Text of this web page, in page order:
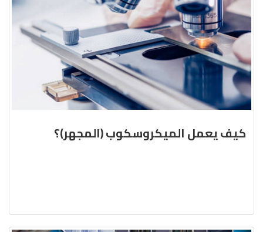
كيف يعمل الميكروسكوب (المجهر)؟